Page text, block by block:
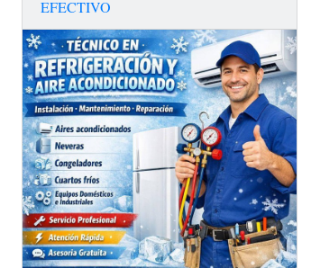
EFECTIVO